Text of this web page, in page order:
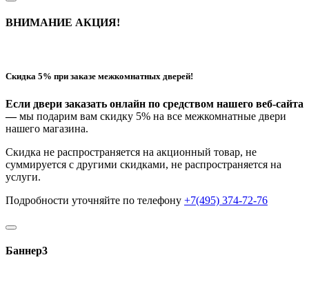
ВНИМАНИЕ АКЦИЯ!
Скидка 5% при заказе межкомнатных дверей!
Если двери заказать онлайн по средством нашего веб-сайта
—мы подарим вам скидку 5% на все межкомнатные двери
нашего магазина.
Скидка не распространяется на акционный товар, не
суммируется с другими скидками, не распространяется на
услуги.
Подробности уточняйте по телефону +7(495) 374-72-76
Баннер3